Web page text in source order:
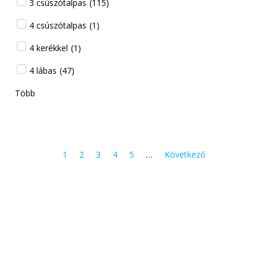
3 csúszótalpas (115)
4 csúszótalpas (1 )
4 kerékkel (1 )
4 lábas (47)
Több
1 2 3 4 5 … Következő